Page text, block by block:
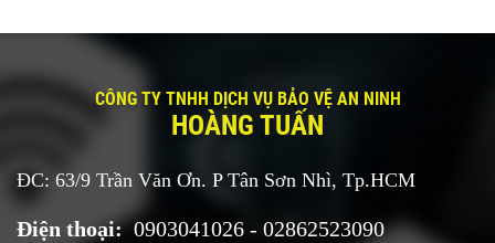
CÔNG TY TNHH DỊCH VỤ BẢO VỆ AN NINH
HOÀNG TUẤN
ĐC: 63/9 Trần Văn Ơn. P Tân Sơn Nhì, Tp.HCM
Điện thoại:0903041026 - 02862523090